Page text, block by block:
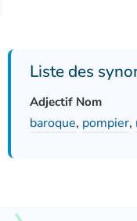
Liste des
Adjectif Nom
baroque, pompier,